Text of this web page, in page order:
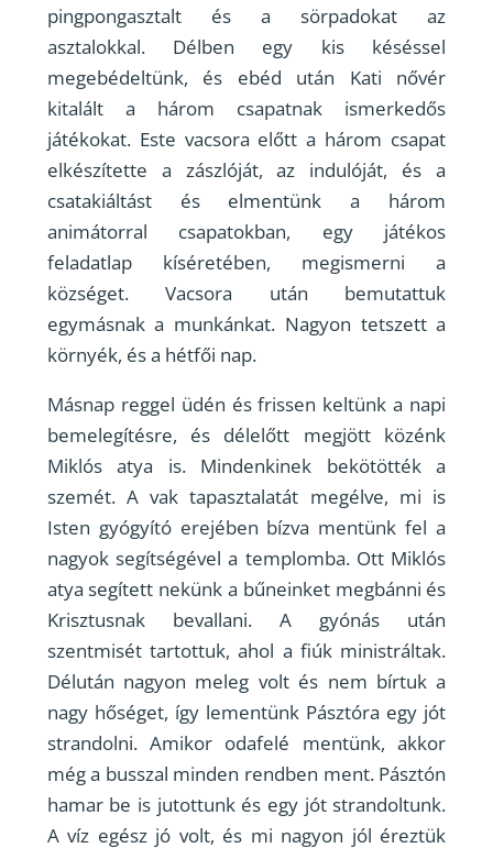
pingpongasztalt és a sörpadokat az
asztalokkal. Délben egy kis késéssel
megebédeltünk, és ebéd után Kati nővér
kitalált a három csapatnak ismerkedős
játékokat. Este vacsora előtt a három csapat
elkészítette a zászlóját, az indulóját, és a
csatakiáltást és elmentünk a három
animátorral csapatokban, egy játékos
feladatlap kíséretében, megismerni a
községet. Vacsora után bemutattuk
egymásnak a munkánkat. Nagyon tetszett a
környék, és a hétfői nap.
Másnap reggel üdén és frissen keltünk a napi
bemelegítésre, és délelőtt megjött közénk
Miklós atya is. Mindenkinek bekötötték a
szemét. A vak tapasztalatát megélve, mi is
Isten gyógyító erejében bízva mentünk fel a
nagyok segítségével a templomba. Ott Miklós
atya segített nekünk a bűneinket megbánni és
Krisztusnak bevallani. A gyónás után
szentmisét tartottuk, ahol a fiúk ministráltak.
Délután nagyon meleg volt és nem bírtuk a
nagy hőséget, így lementünk Pásztóra egy jót
strandolni. Amikor odafelé mentünk, akkor
még a busszal minden rendben ment. Pásztón
hamar be is jutottunk és egy jót strandoltunk.
A víz egész jó volt, és mi nagyon jól éreztük